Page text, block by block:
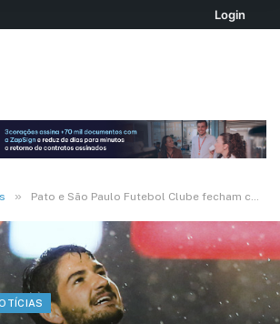
Login
» Pato e São Paulo Futebol Clube fecham contrato milionário com assinatura digital